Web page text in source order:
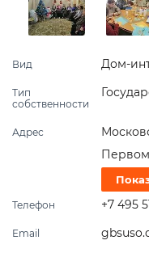
Вид Дом-
Тип
собственности
Адрес
Телефон +7 495
Email